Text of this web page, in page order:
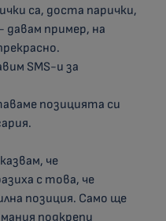
са, доста парички,
пример, на
SMS-и за
позицията си
че
с това, че
позиция. Само ще
подкрепи